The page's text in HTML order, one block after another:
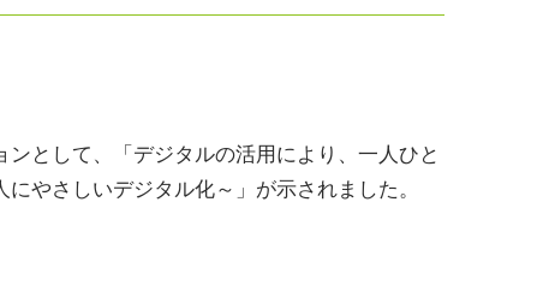
として、「デジタルの活用により、一人ひと
やさしいデジタル化～」が示されました。